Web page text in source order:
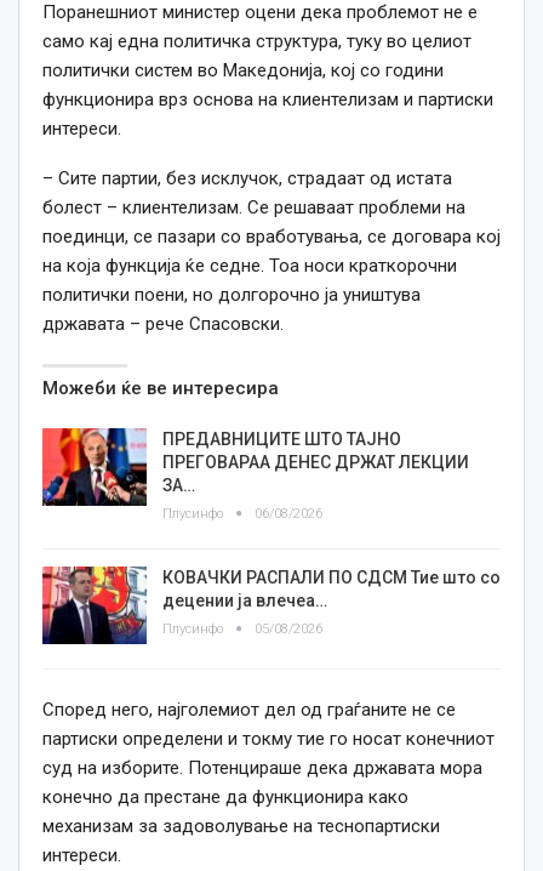
Поранешниот министер оцени дека проблемот не е
само кај една политичка структура, туку во целиот
политички систем во Македонија, кој со години
функционира врз основа на клиентелизам и партиски
интереси.
– Сите партии, без исклучок, страдаат од истата
болест – клиентелизам. Се решаваат проблеми на
поединци, се пазари со вработувања, се договара кој
на која функција ќе седне. Тоа носи краткорочни
политички поени, но долгорочно ја уништува
државата – рече Спасовски.
Можеби ќе ве интересира
ПРЕДАВНИЦИТЕ ШТО ТАЈНО
ПРЕГОВАРАА ДЕНЕС ДРЖАТ ЛЕКЦИИ
ЗА…
Плусинфо 06/08/2026
КОВАЧКИ РАСПАЛИ ПО СДСМ Тие што со
децении ја влечеа…
Плусинфо 05/08/2026
Според него, најголемиот дел од граѓаните не се
партиски определени и токму тие го носат конечниот
суд на изборите. Потенцираше дека државата мора
конечно да престане да функционира како
механизам за задоволување на теснопартиски
интереси.